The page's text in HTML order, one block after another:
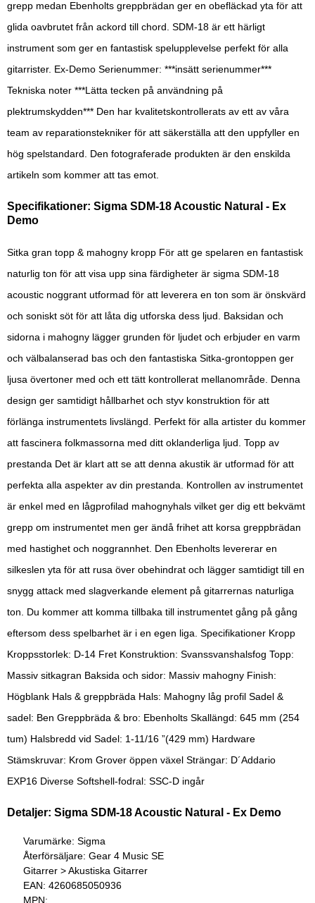
grepp medan Ebenholts greppbrädan ger en obefläckad yta för att
glida oavbrutet från ackord till chord. SDM-18 är ett härligt
instrument som ger en fantastisk spelupplevelse perfekt för alla
gitarrister. Ex-Demo Serienummer: ***insätt serienummer***
Tekniska noter ***Lätta tecken på användning på
plektrumskydden*** Den har kvalitetskontrollerats av ett av våra
team av reparationstekniker för att säkerställa att den uppfyller en
hög spelstandard. Den fotograferade produkten är den enskilda
artikeln som kommer att tas emot.
Specifikationer: Sigma SDM-18 Acoustic Natural - Ex
Demo
Sitka gran topp & mahogny kropp För att ge spelaren en fantastisk
naturlig ton för att visa upp sina färdigheter är sigma SDM-18
acoustic noggrant utformad för att leverera en ton som är önskvärd
och soniskt söt för att låta dig utforska dess ljud. Baksidan och
sidorna i mahogny lägger grunden för ljudet och erbjuder en varm
och välbalanserad bas och den fantastiska Sitka-grontoppen ger
ljusa övertoner med och ett tätt kontrollerat mellanområde. Denna
design ger samtidigt hållbarhet och styv konstruktion för att
förlänga instrumentets livslängd. Perfekt för alla artister du kommer
att fascinera folkmassorna med ditt oklanderliga ljud. Topp av
prestanda Det är klart att se att denna akustik är utformad för att
perfekta alla aspekter av din prestanda. Kontrollen av instrumentet
är enkel med en lågprofilad mahognyhals vilket ger dig ett bekvämt
grepp om instrumentet men ger ändå frihet att korsa greppbrädan
med hastighet och noggrannhet. Den Ebenholts levererar en
silkeslen yta för att rusa över obehindrat och lägger samtidigt till en
snygg attack med slagverkande element på gitarrernas naturliga
ton. Du kommer att komma tillbaka till instrumentet gång på gång
eftersom dess spelbarhet är i en egen liga. Specifikationer Kropp
Kroppsstorlek: D-14 Fret Konstruktion: Svanssvanshalsfog Topp:
Massiv sitkagran Baksida och sidor: Massiv mahogny Finish:
Högblank Hals & greppbräda Hals: Mahogny låg profil Sadel &
sadel: Ben Greppbräda & bro: Ebenholts Skallängd: 645 mm (254
tum) Halsbredd vid Sadel: 1-11/16 ”(429 mm) Hardware
Stämskruvar: Krom Grover öppen växel Strängar: D´Addario
EXP16 Diverse Softshell-fodral: SSC-D ingår
Detaljer: Sigma SDM-18 Acoustic Natural - Ex Demo
Varumärke: Sigma
Återförsäljare: Gear 4 Music SE
Gitarrer > Akustiska Gitarrer
EAN: 4260685050936
MPN: